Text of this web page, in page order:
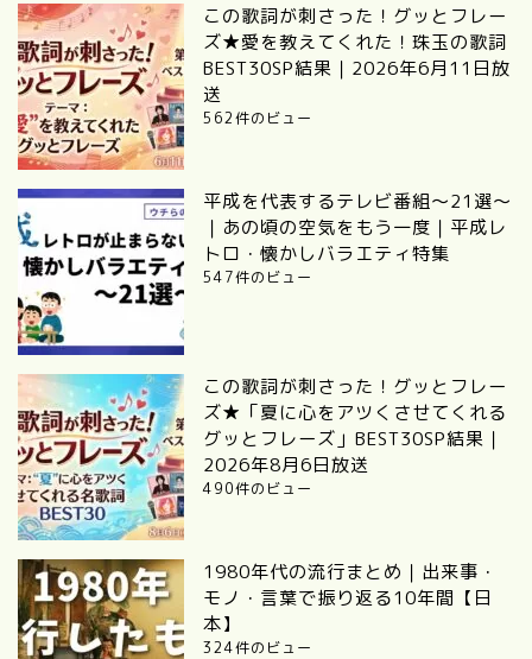
この歌詞が刺さった！グッとフレー
ズ★愛を教えてくれた！珠玉の歌詞
BEST30SP結果｜2026年6月11日放
送
562件のビュー
平成を代表するテレビ番組～21選～
｜あの頃の空気をもう一度｜平成レ
トロ・懐かしバラエティ特集
547件のビュー
この歌詞が刺さった！グッとフレー
ズ★「夏に心をアツくさせてくれる
グッとフレーズ」BEST30SP結果｜
2026年8月6日放送
490件のビュー
1980年代の流行まとめ｜出来事・
モノ・言葉で振り返る10年間【日
本】
324件のビュー